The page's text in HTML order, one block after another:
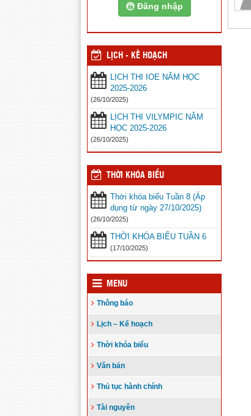
Đăng nhập
LỊCH - KẾ HOẠCH
LỊCH THI IOE NĂM HỌC
2025-2026
(26/10/2025)
LỊCH THI VILYMPIC NĂM
HỌC 2025-2026
(26/10/2025)
THỜI KHÓA BIỂU
Thời khóa biểu Tuần 8 (Áp
dụng từ ngày 27/10/2025)
(26/10/2025)
THỜI KHÓA BIỂU TUẦN 6
(17/10/2025)
MENU
Thông báo
Lịch – Kế hoạch
Thời khóa biểu
Văn bản
Thủ tục hành chính
Tài nguyên